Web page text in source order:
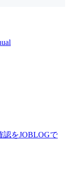
認をJOBLOGで